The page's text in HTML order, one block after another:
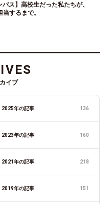
パス】高校生だった私たちが、
するまで。
イブ
2025年の記事 136
2023年の記事 160
2021年の記事 218
2019年の記事 151